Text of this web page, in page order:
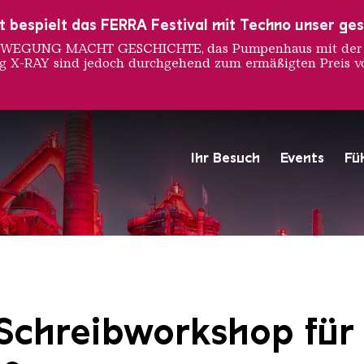
Ihr Besuch Events
Hochofengruppe in Rot
Copyright: Weltkulturerbe
bespielt das FERRA Festival mit Techno unser
MACHT GESCHICHTE, das Pumpenhaus mit
RAY sind jedoch durchgehend zum ermäßigten Preis